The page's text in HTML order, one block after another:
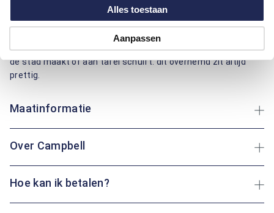
Alles toestaan
Aanpassen
en valt netjes langs het lichaam. Katoen voelt zacht aan,
ademt goed en neemt vocht op, zodat je fris blijft op warme
dagen. De gladde stof en stevige afwerking maken dit
overhemd geschikt voor vaak dragen. Of je nu een rondje door
de stad maakt of aan tafel schuift: dit overhemd zit altijd
prettig.
Maatinformatie
Over Campbell
Hoe kan ik betalen?